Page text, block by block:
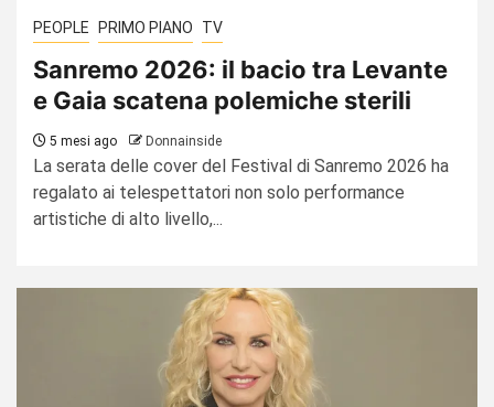
PEOPLE PRIMO PIANO TV
Sanremo 2026: il bacio tra Levante
e Gaia scatena polemiche sterili
5 mesi ago Donnainside
La serata delle cover del Festival di Sanremo 2026 ha
regalato ai telespettatori non solo performance
artistiche di alto livello,...